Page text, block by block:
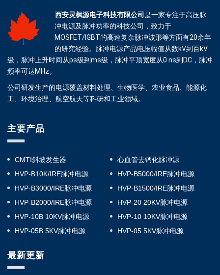
西安灵枫源电子科技有限公司是一家专注于高压脉
冲电源及脉冲功率的科技公司，致力于
MOSFET/IGBT的高速复杂脉冲波形等方面有20余年
的研究经验。脉冲电源产品电压幅值从数kV到百kV
级，脉冲上升时间从ps级到ms级，脉冲平顶宽度从0 ns到DC，脉冲
频率可达MHz。
公司研发生产的电源覆盖材料处理、生物医学、农业食品、能源化
工、环境治理、航空航天等科研和工业领域。
主要产品
CMTI斜坡发生器
心血管去钙化脉冲源
HVP-B10K/IRE脉冲电源
HVP-B5000/IRE脉冲电源
HVP-B3000/IRE脉冲电源
HVP-B1500/IRE脉冲电源
HVP-B2000/IRE脉冲电源
HVP-20 20KV脉冲电源
HVP-10B 10KV脉冲电源
HVP-10 10KV脉冲电源
HVP-05B 5KV脉冲电源
HVP-05 5KV脉冲电源
最新更新